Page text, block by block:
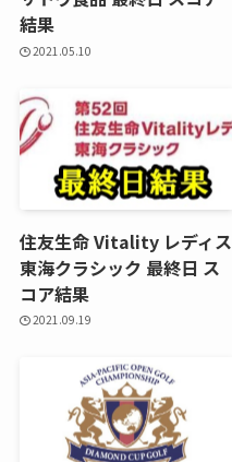
結果
2021.05.10
住友生命 Vitality レディス
東海クラシック 最終日 ス
コア結果
2021.09.19